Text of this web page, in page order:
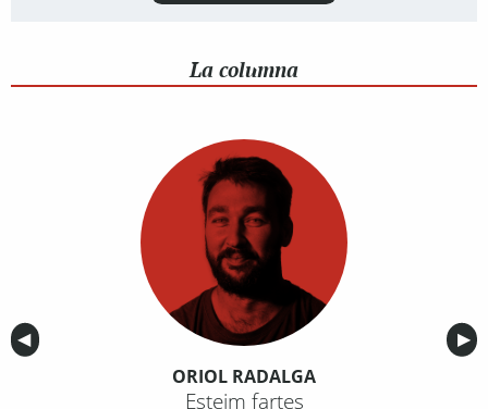
La columna
Anterior
◀︎ ▶︎
ORIOL RADALGA
Esteim fartes